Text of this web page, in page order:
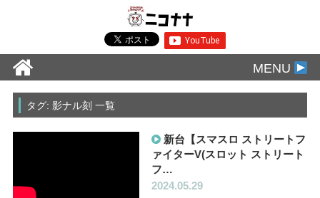
MENU
タグ: 影ナル刻 一覧
新台【スマスロ ストリートフ
ァイターV(スロット ストリート
フ…
2024.05.29